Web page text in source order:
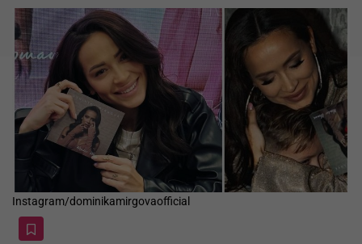
Instagram/dominikamirgovaofficial